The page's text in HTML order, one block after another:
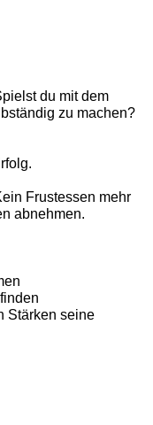
du mit dem
zu machen?
Frustessen mehr
abnehmen.
Stärken seine